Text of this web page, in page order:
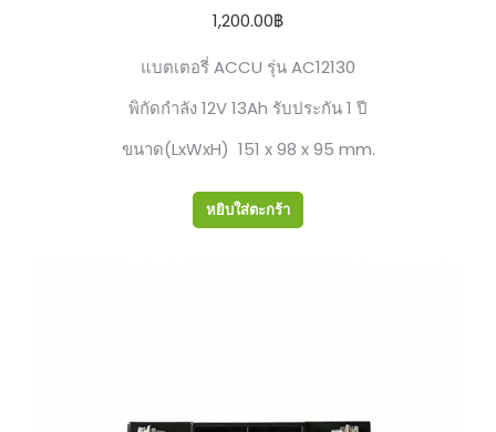
1,200.00฿
แบตเตอรี่ ACCU รุ่น AC12130
พิกัดกำลัง 12V 13Ah รับประกัน 1 ปี
ขนาด(LxWxH) 151 x 98 x 95 mm.
หยิบใส่ตะกร้า